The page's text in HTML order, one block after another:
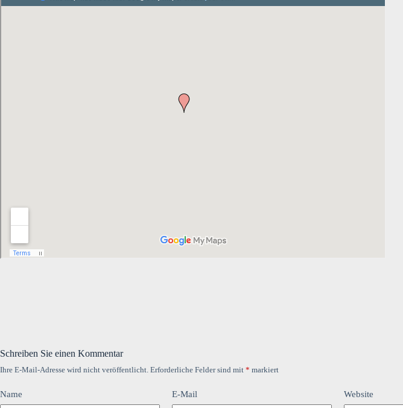
Schreiben Sie einen Kommentar
Ihre E-Mail-Adresse wird nicht veröffentlicht. Erforderliche Felder sind mit * markiert
Name E-Mail Website